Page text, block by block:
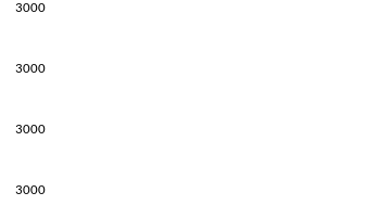
3000
3000
3000
3000